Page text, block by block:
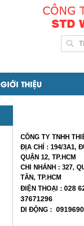
GIỚI THIỆU
CÔNG TY TNHH
ĐỊA CHỈ : 194/3A1,
QUẬN 12, TP.HCM
CHI NHÁNH : 327,
TÂN, TP.HCM
ĐIỆN THOẠI : 028
37671296
DI ĐỘNG :